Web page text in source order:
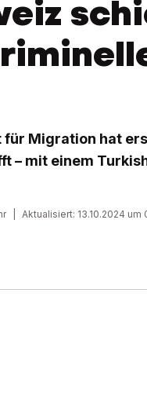
Migration hat
– mit einem
Aktualisiert: 13.10.2024 um